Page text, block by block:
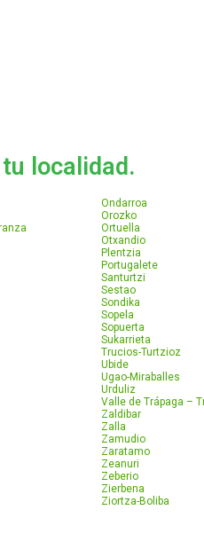
localidad.
Ondarroa
Orozko
Ortuella
Otxandio
Plentzia
Portugalete
Santurtzi
Sestao
Sondika
Sopela
Sopuerta
Sukarrieta
Trucios-Turtzioz
Ubide
Ugao-Miraballes
Urduliz
Valle de Trápaga –
Zaldibar
Zalla
Zamudio
Zaratamo
Zeanuri
Zeberio
Zierbena
Ziortza-Boliba